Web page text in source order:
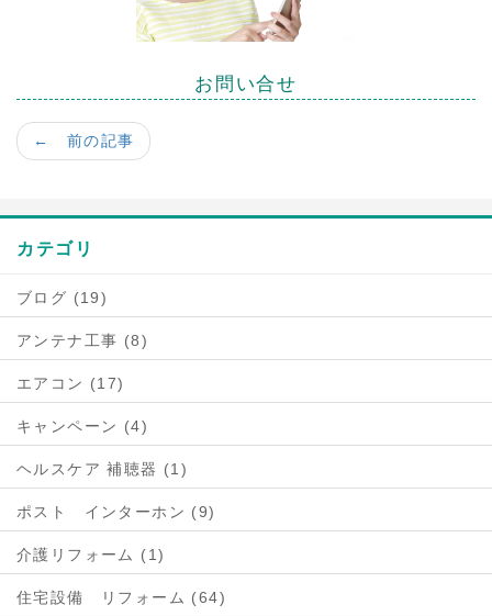
お問い合せ
← 前の記事
カテゴリ
ブログ (19)
アンテナ工事 (8)
エアコン (17)
キャンペーン (4)
ヘルスケア 補聴器 (1)
ポスト インターホン (9)
介護リフォーム (1)
住宅設備 リフォーム (64)